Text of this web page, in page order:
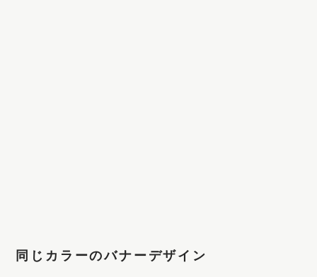
同じカラーのバナーデザイン